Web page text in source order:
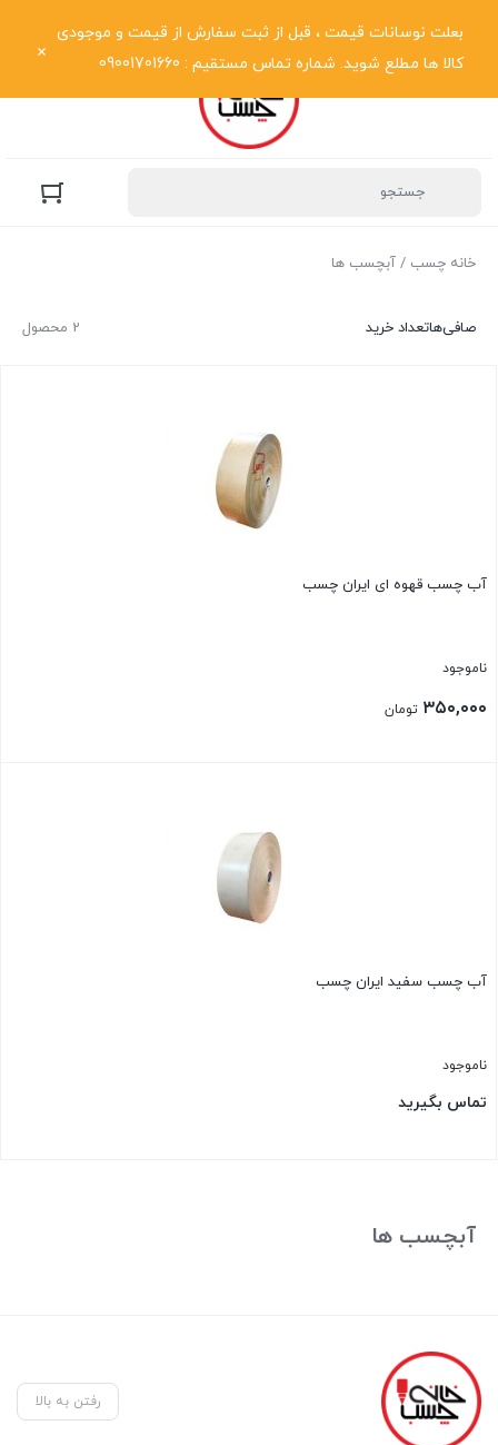
بعلت نوسانات قیمت ، قبل از ثبت سفارش از قیمت و موجودی
کالا ها مطلع شوید. شماره تماس مستقیم : 09001701660
خانه چسب / آبچسب ها
2 محصول صافی‌هاتعداد خرید
آب چسب قهوه ای ایران چسب
ناموجود
۳۵۰,۰۰۰ تومان
آب چسب سفید ایران چسب
ناموجود
تماس بگیرید
آبچسب ها
رفتن به بالا